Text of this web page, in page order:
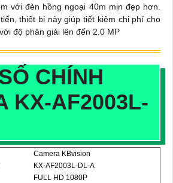
với đèn hồng ngoại 40m mịn đẹp hơn.
thiết bị này giúp tiết kiệm chi phí cho
độ phân giải lên đến 2.0 MP
CHÍNH
KX-AF2003L-
Camera KBvision
KX-AF2003L-DL-A
FULL HD 1080P